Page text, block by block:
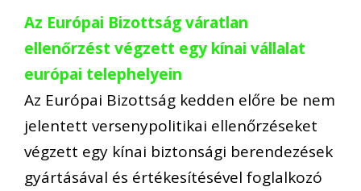
Az Európai Bizottság váratlan
ellenőrzést végzett egy kínai vállalat
európai telephelyein
Az Európai Bizottság kedden előre be nem
jelentett versenypolitikai ellenőrzéseket
végzett egy kínai biztonsági berendezések
gyártásával és értékesítésével foglalkozó